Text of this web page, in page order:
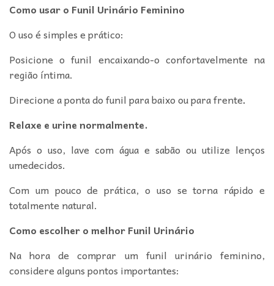
Como usar o Funil Urinário Feminino
O uso é simples e prático:
Posicione o funil encaixando-o confortavelmente na
região íntima.
Direcione a ponta do funil para baixo ou para frente.
Relaxe e urine normalmente.
Após o uso, lave com água e sabão ou utilize lenços
umedecidos.
Com um pouco de prática, o uso se torna rápido e
totalmente natural.
Como escolher o melhor Funil Urinário
Na hora de comprar um funil urinário feminino,
considere alguns pontos importantes: